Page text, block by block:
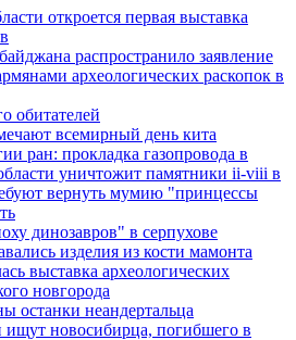
откроется первая выставка
распространило заявление
археологических раскопок в
обитателей
всемирный день кита
ран: прокладка газопровода в
уничтожит памятники ii-viii в
вернуть мумию "принцессы
динозавров" в серпухове
изделия из кости мамонта
выставка археологических
новгорода
останки неандертальца
ищут новосибирца, погибшего в